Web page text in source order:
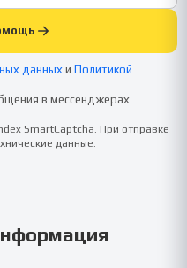
данных и Политикой
в мессенджерах
SmartCaptcha. При отправке
данные.